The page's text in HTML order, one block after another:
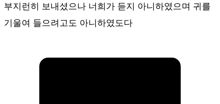
부지런히 보내셨으나 너희가 듣지 아니하였으며 귀를
기울여 들으려고도 아니하였도다